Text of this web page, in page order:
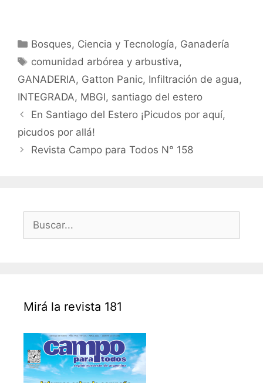
Categorías
Bosques, Ciencia y Tecnología, Ganadería
Etiquetas
comunidad arbórea y arbustiva,
GANADERIA, Gatton Panic, Infiltración de agua,
INTEGRADA, MBGI, santiago del estero
Navegación
de
entradas
En Santiago del Estero ¡Picudos por aquí,
picudos por allá!
Revista Campo para Todos N° 158
Buscar:
Mirá la revista 181